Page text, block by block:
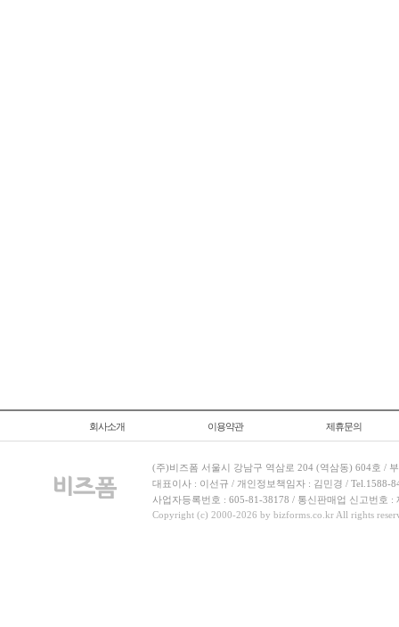
회사소개 이용약관 제휴문의
(주)비즈폼 서울시 강남구 역삼로 204 (역삼동) 604호 /
대표이사 : 이선규 / 개인정보책임자 : 김민경 / Tel.1588-
사업자등록번호 : 605-81-38178 / 통신판매업 신고번호 :
Copyright (c) 2000-2026 by bizforms.co.kr All rights